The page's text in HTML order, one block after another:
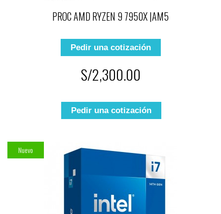
PROC AMD RYZEN 9 7950X |AM5
Pedir una cotización
S/2,300.00
Pedir una cotización
Nuevo